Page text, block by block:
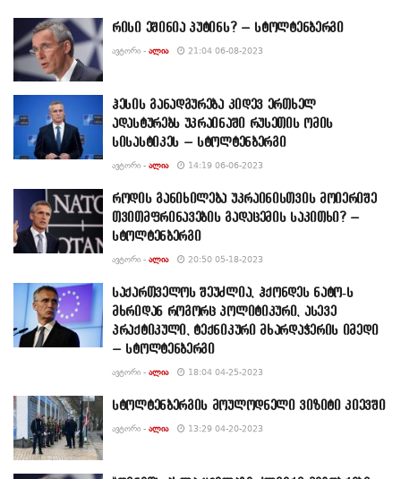
რისი ეშინია პუტინს? – სტოლტენბერგი
ᲐᲕᲢᲝᲠᲘ - ᲐᲚᲘᲐ 21:04 06-08-2023
ჰესის განადგურება კიდევ ერთხელ
ადასტურებს უკრაინაში რუსეთის ომის
სისასტიკეს – სტოლტენბერგი
ᲐᲕᲢᲝᲠᲘ - ᲐᲚᲘᲐ 14:19 06-06-2023
როდის განიხილება უკრაინისთვის მოიერიშე
თვითმფრინავების გადაცემის საკითხი? –
სტოლტენბერგი
ᲐᲕᲢᲝᲠᲘ - ᲐᲚᲘᲐ 20:50 05-18-2023
საქართველოს შეუძლია, ჰქონდეს ნატო-ს
მხრიდან როგორც პოლიტიკური, ასევე
პრაქტიკული, ტექნიკური მხარდაჭერის იმედი
– სტოლტენბერგი
ᲐᲕᲢᲝᲠᲘ - ᲐᲚᲘᲐ 18:04 04-25-2023
სტოლტენბერგის მოულოდნელი ვიზიტი კიევში
ᲐᲕᲢᲝᲠᲘ - ᲐᲚᲘᲐ 13:29 04-20-2023